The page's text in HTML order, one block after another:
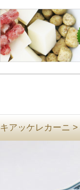
キアッケレカーニ >